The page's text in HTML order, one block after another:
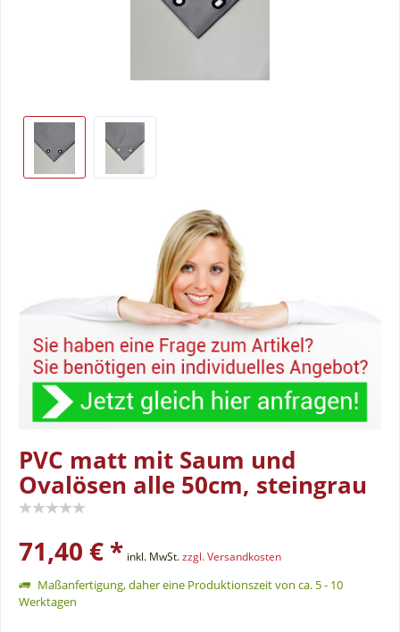
PVC matt mit Saum und
Ovalösen alle 50cm, steingrau
71,40 € * inkl. MwSt.zzgl. Versandkosten
Maßanfertigung, daher eine Produktionszeit von ca. 5 - 10
Werktagen